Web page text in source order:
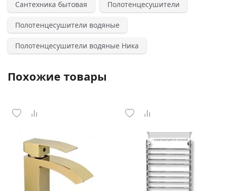
Сантехника бытовая Полотенцесушители
Полотенцесушители водяные
Полотенцесушители водяные Ника
Похожие товары